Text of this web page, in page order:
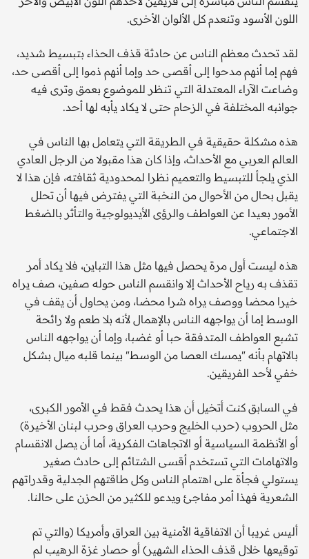
اللون الأسود وتنعدم كل الألوان الأخرى.
لقد تحدث معظم الناس عن حادثة قذف الحذاء بتبسيط شديد،
فهم إما أنهم مدحوا إلى أقصى حد وإما أنهم ذموا إلى أقصى حد،
وضاعت الآراء المعتدلة التي تنظر للموضوع بعمق وترى فيه
جوانبه المختلفة في الزحام حتى لا يكاد يأبه لها أحد.
هذه مشكلة حقيقية في الطريقة التي يتعامل بها الناس في
العالم العربي مع الأحداث، وإذا كان هذا مقبولا من الرجل العادي
الذي يلجأ للتبسيط والتعميم نظرا لمحدودية ثقافته، فإن هذا لا
يقبل بحال من الأحوال من النخبة التي يفترض فيها أن تحلل
الأمور بعيدا عن العواطف والرؤى الأيديولوجية والتأثر بالضغط
الاجتماعي.
هذه ليست أول مرة يحصل فيها مثل هذا التباين، فلا يكاد أمر
تقذف به رياح الأحداث إلا وانقسم الناس حوله صفين، صف يراه
خيرا محضا ووصف يراه شرا محضا، ومن يحاول أن يقف في
الوسط إما أن يواجهه الناس بالإهمال لأنه بلا طعم ولا رائحة
تشبع العواطف المتدفقة حبا أو غضبا، وإما أن يواجهه الناس
بالاتهام بأنه "يمسك العصا من الوسط" بينما قلبه ميال بشكل
خفي لأحد الفريقين.
في السابق كنت أتخيل أن هذا يحدث فقط في الأمور الكبرى،
مثل الحروب (حرب الخليج وحرب العراق وحرب لبنان الأخيرة)
أو الأنظمة السياسية أو الاتجاهات الفكرية، أما أن يصل الانقسام
والاتهامات التي تستخدم أقسى الشتائم إلى حادث صغير
يستولي فجأة على اهتمام الناس وكل طاقتهم الجدلية وقدراتهم
الشعرية فهذا أمر مفاجئ ويدعو للكثير من الحزن على حالنا.
أليس غريبا أن الاتفاقية الأمنية بين العراق وأمريكا (والتي تم
توقيعها خلال قذف الحذاء الشهير) أو حصار غزة الرهيب لم